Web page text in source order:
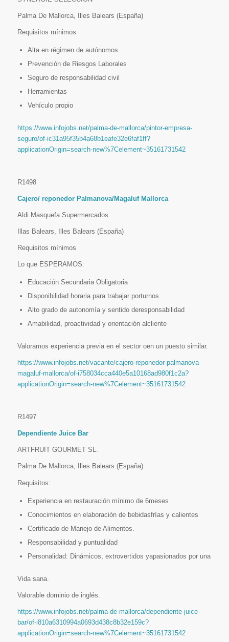
Palma De Mallorca, Illes Balears (España)
Requisitos mínimos
Alta en régimen de autónomos
Prevención de Riesgos Laborales
Seguro de responsabilidad civil
Herramientas
Vehículo propio
https://www.infojobs.net/palma-de-mallorca/pintor-empresa-
seguro/of-ic31a95f35b4a68b1eafe32e6faf1ff?
applicationOrigin=search-new%7Celement~35161731542
R1498
Cajero/ reponedor Palmanova/Magaluf Mallorca
Aldi Masquefa Supermercados
Illas Balears, Illes Balears (España)
Requisitos mínimos
Lo que ESPERAMOS:
Educación Secundaria Obligatoria
Disponibilidad horaria para trabajar porturnos
Alto grado de autonomía y sentido deresponsabilidad
Amabilidad, proactividad y orientación alcliente
Valoramos experiencia previa en el sector oen un puesto similar.
https://www.infojobs.net/vacante/cajero-reponedor-palmanova-
magaluf-mallorca/of-i758034cca440e5a10168ad980f1c2a?
applicationOrigin=search-new%7Celement~35161731542
R1497
Dependiente Juice Bar
ARTFRUIT GOURMET SL.
Palma De Mallorca, Illes Balears (España)
Requisitos:
Experiencia en restauración mínimo de 6meses
Conocimientos en elaboración de bebidasfrías y calientes
Certificado de Manejo de Alimentos.
Responsabilidad y puntualidad
Personalidad: Dinámicos, extrovertidos yapasionados por una
Vida sana.
Valorable dominio de inglés.
https://www.infojobs.net/palma-de-mallorca/dependiente-juice-
bar/of-i810a6310994a0693d438c8b32e159c?
applicationOrigin=search-new%7Celement~35161731542